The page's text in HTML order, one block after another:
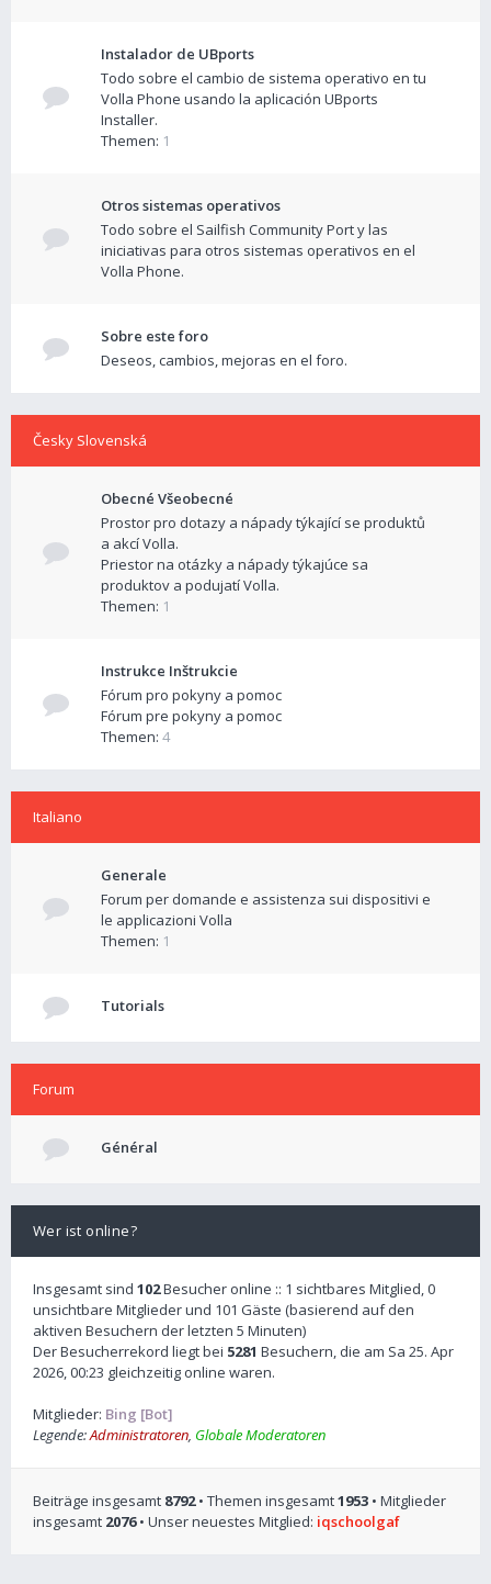
Instalador de UBports
Todo sobre el cambio de sistema operativo en tu
Volla Phone usando la aplicación UBports
Installer.
Themen: 1
Otros sistemas operativos
Todo sobre el Sailfish Community Port y las
iniciativas para otros sistemas operativos en el
Volla Phone.
Sobre este foro
Deseos, cambios, mejoras en el foro.
Česky Slovenská
Obecné Všeobecné
Prostor pro dotazy a nápady týkající se produktů
a akcí Volla.
Priestor na otázky a nápady týkajúce sa
produktov a podujatí Volla.
Themen: 1
Instrukce Inštrukcie
Fórum pro pokyny a pomoc
Fórum pre pokyny a pomoc
Themen: 4
Italiano
Generale
Forum per domande e assistenza sui dispositivi e
le applicazioni Volla
Themen: 1
Tutorials
Forum
Général
Wer ist online?
Insgesamt sind 102Besucher online :: 1 sichtbares Mitglied, 0
unsichtbare Mitglieder und 101 Gäste (basierend auf den
aktiven Besuchern der letzten 5 Minuten)
Der Besucherrekord liegt bei 5281 Besuchern, die am Sa 25. Apr
2026, 00:23 gleichzeitig online waren.
Mitglieder: Bing [Bot]
Legende:Administratoren, Globale Moderatoren
Beiträge insgesamt 8792• Themen insgesamt1953 • Mitglieder
insgesamt 2076• Unser neuestes Mitglied: iqschoolgaf